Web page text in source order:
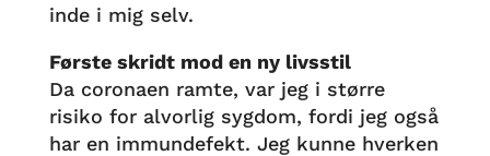
inde i mig selv.
Første skridt mod en ny livsstil
Da coronaen ramte, var jeg i større
risiko for alvorlig sygdom, fordi jeg også
har en immundefekt. Jeg kunne hverken